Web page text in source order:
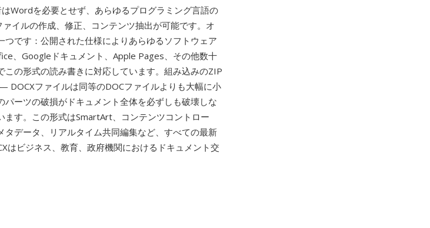
Wordを必要とせず、あらゆるプログラミング言語の
イルの作成、修正、コンテンツ抽出が可能です。オ
です：公開された仕様によりあらゆるソフトウェア
、Googleドキュメント、Apple Pages、その他数十
の形式の読み書きに対応しています。組み込みのZIP
DOCXファイルは同等のDOCファイルよりも大幅に小
パーツの破損がドキュメント全体を必ずしも破壊しな
ます。この形式はSmartArt、コンテンツコントロー
タデータ、リアルタイム共同編集など、すべての最新
はビジネス、教育、政府機関におけるドキュメント交